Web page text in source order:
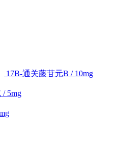
17Β-通关藤苷元B / 10mg
5mg